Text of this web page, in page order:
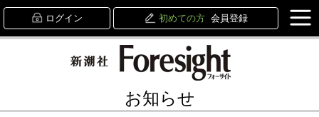
ログイン 初めての方 会員登録
お知らせ